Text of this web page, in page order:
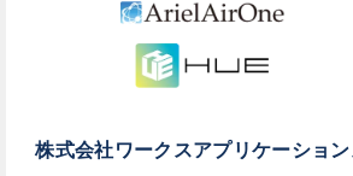
株式会社ワークスアプリケーショ